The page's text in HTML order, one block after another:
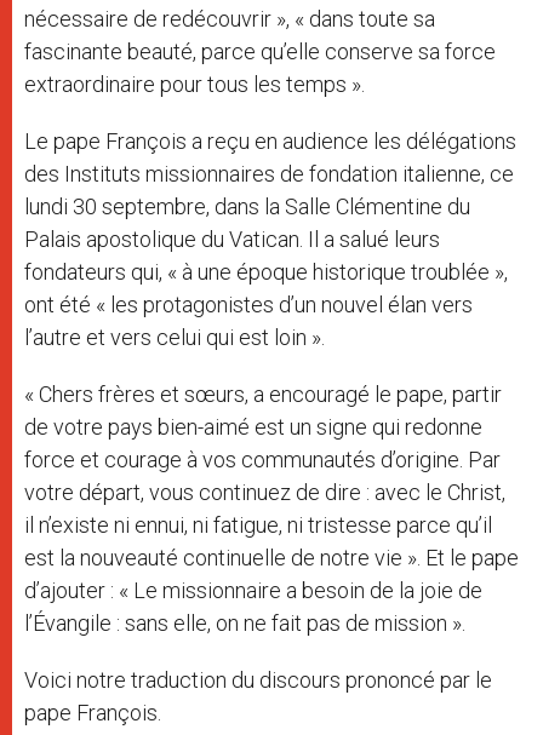
nécessaire de redécouvrir », « dans toute sa
fascinante beauté, parce qu’elle conserve sa force
extraordinaire pour tous les temps ».
Le pape François a reçu en audience les délégations
des Instituts missionnaires de fondation italienne, ce
lundi 30 septembre, dans la Salle Clémentine du
Palais apostolique du Vatican. Il a salué leurs
fondateurs qui, « à une époque historique troublée »,
ont été « les protagonistes d’un nouvel élan vers
l’autre et vers celui qui est loin ».
« Chers frères et sœurs, a encouragé le pape, partir
de votre pays bien-aimé est un signe qui redonne
force et courage à vos communautés d’origine. Par
votre départ, vous continuez de dire : avec le Christ,
il n’existe ni ennui, ni fatigue, ni tristesse parce qu’il
est la nouveauté continuelle de notre vie ». Et le pape
d’ajouter : « Le missionnaire a besoin de la joie de
l’Évangile : sans elle, on ne fait pas de mission ».
Voici notre traduction du discours prononcé par le
pape François.